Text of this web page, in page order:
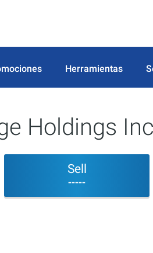
Herramientas
Holdings
Sell
-----